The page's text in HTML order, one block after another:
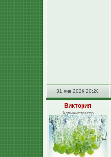
31 янв 2026 20:20
Виктория
Администратор